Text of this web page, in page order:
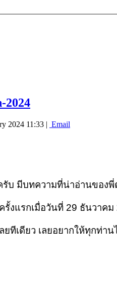
2024
2024 11:33 | Email
มีบทความที่น่าอ่านของพี่
งแรกเมื่อวันที่ 29 ธันวาค
ยทีเดียว เลยอยากให้ทุกท่า